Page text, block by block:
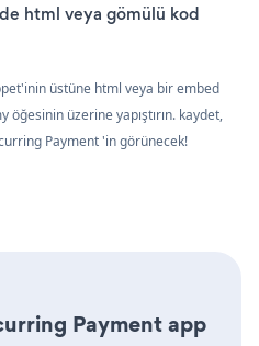
html veya gömülü kod
üstüne html veya bir embed
üzerine yapıştırın. kaydet,
Payment 'in görünecek!
Payment app